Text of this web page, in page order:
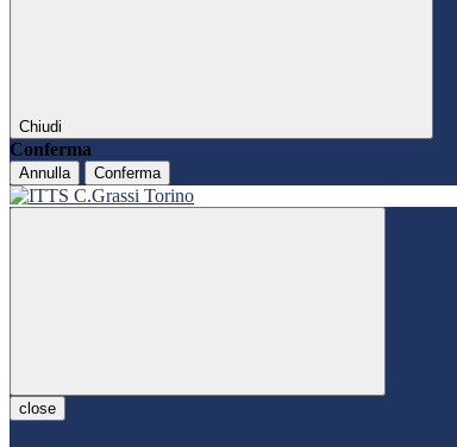
Chiudi
Conferma
Annulla Conferma
close